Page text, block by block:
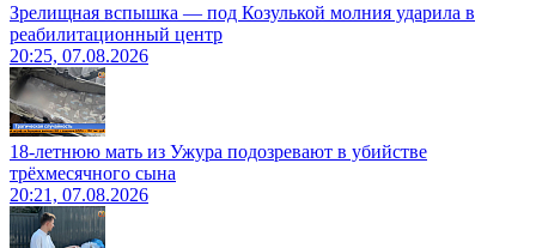
Зрелищная вспышка — под Козулькой молния ударила в
реабилитационный центр
20:25, 07.08.2026
18-летнюю мать из Ужура подозревают в убийстве
трёхмесячного сына
20:21, 07.08.2026